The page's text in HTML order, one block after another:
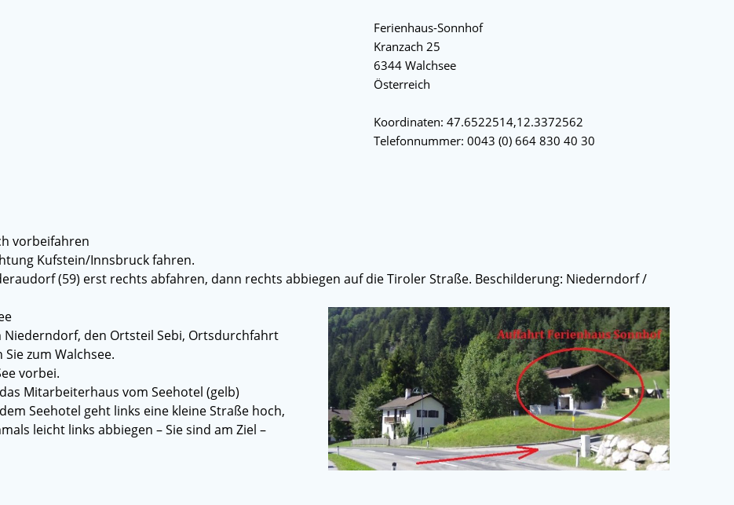
Ferienhaus-Sonnhof
Kranzach 25
6344 Walchsee
Österreich
Koordinaten: 47.6522514,12.3372562
Telefonnummer: 0043 (0) 664 830 40 30
vorbeifahren
Kufstein/Innsbruck fahren.
(59) erst rechts abfahren, dann rechts abbiegen auf die Tiroler Straße. Beschilderung: Niederndorf /
Niederndorf, den Ortsteil Sebi, Ortsdurchfahrt
zum Walchsee.
vorbei.
Mitarbeiterhaus vom Seehotel (gelb)
Seehotel geht links eine kleine Straße hoch,
leicht links abbiegen – Sie sind am Ziel –